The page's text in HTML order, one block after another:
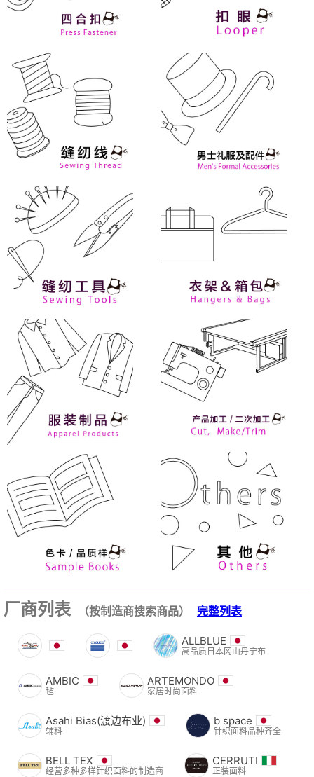
厂商列表 （按制造商搜索商品） 完整列表
ALLBLUE
高品质日本冈山丹宁布
AMBIC
毡
ARTEMONDO
家居时尚面料
Asahi Bias(渡边布业)
辅料
b space
针织面料品种齐全
BELL TEX
经营多种多样针织面料的制造商
CERRUTI
正装面料